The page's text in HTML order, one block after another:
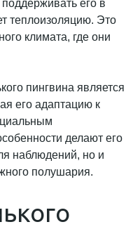
его в
теплоизоляцию. Это
климата, где они
пингвина является
его адаптацию к
делают его
наблюдений, но и
полушария.